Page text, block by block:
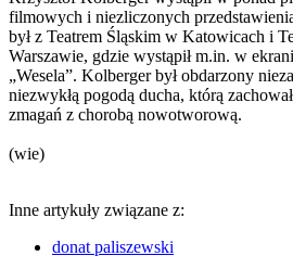
filmowych i niezliczonych
był z Teatrem Śląskim w Katowicach i
Warszawie, gdzie wystąpił m.in. w
„Wesela”. Kolberger był obdarzony
niezwykłą pogodą ducha, którą
zmagań z chorobą nowotworową.
(wie)
Inne artykuły związane z:
donat paliszewski